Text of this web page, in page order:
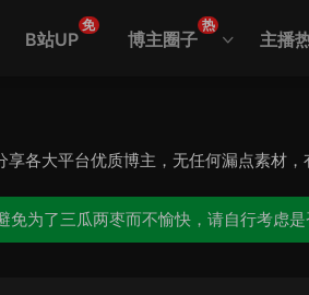
B站UP
免
博主圈子
热
主播
享各大平台优质博主，无任何漏点素材
免为了三瓜两枣而不愉快，请自行考虑